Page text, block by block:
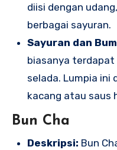
diisi dengan
berbagai sayuran.
Sayuran dan
biasanya terdapat
selada. Lumpia ini
kacang atau saus
Bun Cha
Deskripsi: Bun